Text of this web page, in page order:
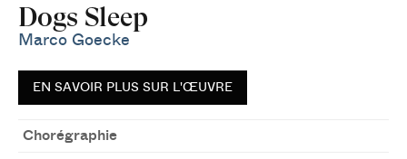
Dogs Sleep
Marco Goecke
EN SAVOIR PLUS SUR L'ŒUVRE
Chorégraphie